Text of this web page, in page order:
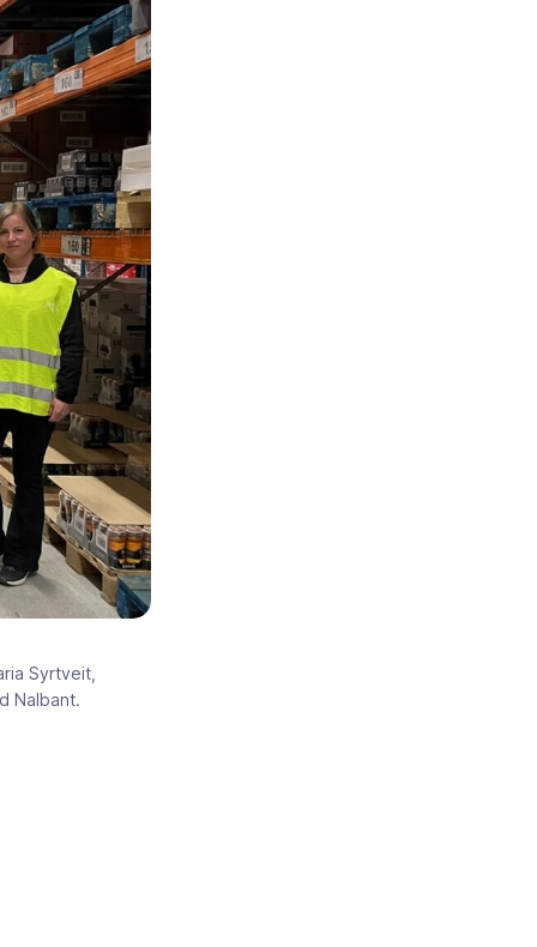
Syrtveit,
Nalbant.